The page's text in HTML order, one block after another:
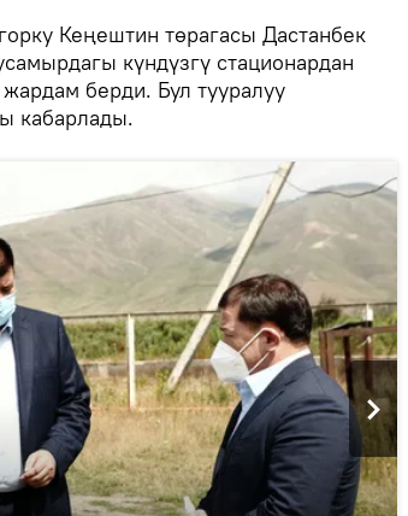
Кеңештин төрагасы Дастанбек
күндүзгү стационардан
берди. Бул тууралуу
кабарлады.